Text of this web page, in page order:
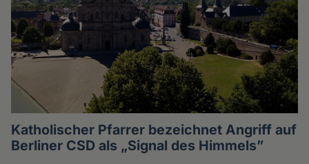
Katholischer Pfarrer bezeichnet Angriff auf
Berliner CSD als „Signal des Himmels”